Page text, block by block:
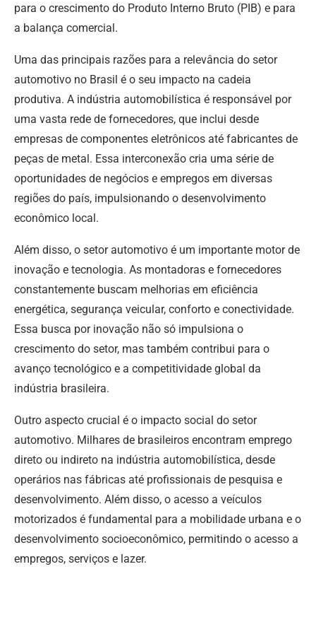
para o crescimento do Produto Interno Bruto (PIB) e para
a balança comercial.
Uma das principais razões para a relevância do setor
automotivo no Brasil é o seu impacto na cadeia
produtiva. A indústria automobilística é responsável por
uma vasta rede de fornecedores, que inclui desde
empresas de componentes eletrônicos até fabricantes de
peças de metal. Essa interconexão cria uma série de
oportunidades de negócios e empregos em diversas
regiões do país, impulsionando o desenvolvimento
econômico local.
Além disso, o setor automotivo é um importante motor de
inovação e tecnologia. As montadoras e fornecedores
constantemente buscam melhorias em eficiência
energética, segurança veicular, conforto e conectividade.
Essa busca por inovação não só impulsiona o
crescimento do setor, mas também contribui para o
avanço tecnológico e a competitividade global da
indústria brasileira.
Outro aspecto crucial é o impacto social do setor
automotivo. Milhares de brasileiros encontram emprego
direto ou indireto na indústria automobilística, desde
operários nas fábricas até profissionais de pesquisa e
desenvolvimento. Além disso, o acesso a veículos
motorizados é fundamental para a mobilidade urbana e o
desenvolvimento socioeconômico, permitindo o acesso a
empregos, serviços e lazer.